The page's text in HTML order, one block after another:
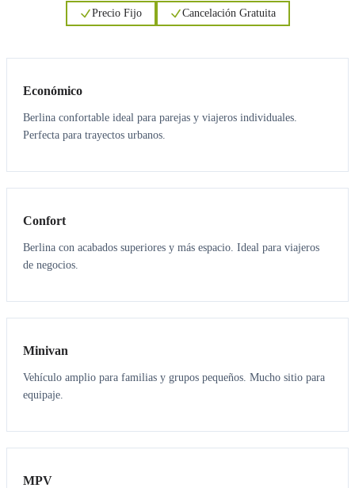
Precio Fijo Cancelación Gratuita
Económico
Berlina confortable ideal para parejas y viajeros individuales.
Perfecta para trayectos urbanos.
3 3
Confort
Berlina con acabados superiores y más espacio. Ideal para viajeros
de negocios.
6 5
Minivan
Vehículo amplio para familias y grupos pequeños. Mucho sitio para
equipaje.
7 7
MPV